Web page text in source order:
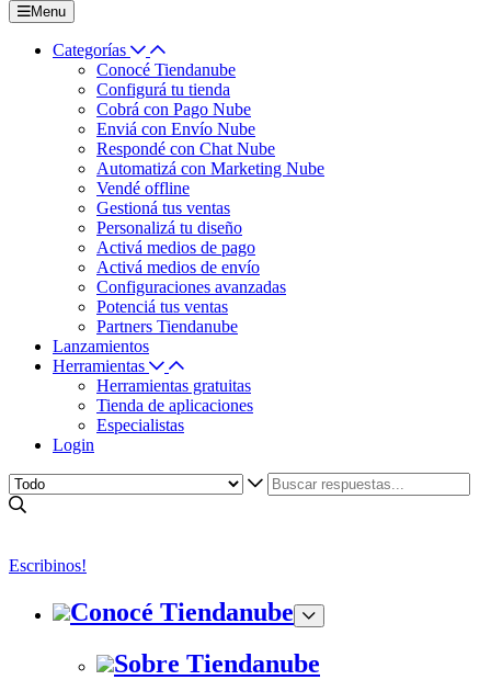
Menu
Categorías
Conocé Tiendanube
Configurá tu tienda
Cobrá con Pago Nube
Enviá con Envío Nube
Respondé con Chat Nube
Automatizá con Marketing Nube
Vendé offline
Gestioná tus ventas
Personalizá tu diseño
Activá medios de pago
Activá medios de envío
Configuraciones avanzadas
Potenciá tus ventas
Partners Tiendanube
Lanzamientos
Herramientas
Herramientas gratuitas
Tienda de aplicaciones
Especialistas
Login
Escribinos!
Conocé Tiendanube
Sobre Tiendanube